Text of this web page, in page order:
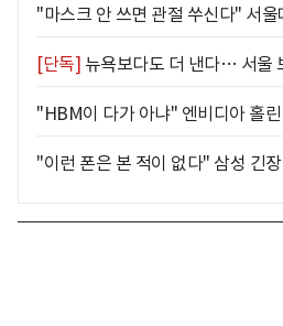
"마스크 안 쓰면 관절 쑤신다" 서
[단독] 뉴욕보다도 더 낸다… 서울
"HBM이 다가 아냐" 엔비디아 홀
"이런 폰은 본 적이 없다" 삼성 긴